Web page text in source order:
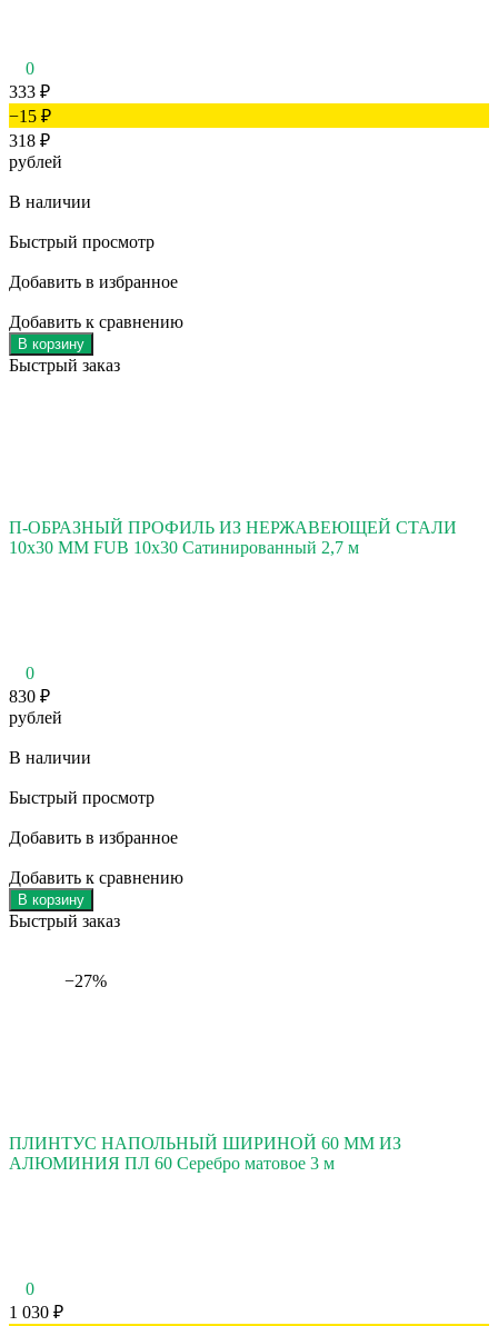
0
333 ₽
−15 ₽
318 ₽
рублей
В наличии
Быстрый просмотр
Добавить в избранное
Добавить к сравнению
В корзину
Быстрый заказ
П-ОБРАЗНЫЙ ПРОФИЛЬ ИЗ НЕРЖАВЕЮЩЕЙ СТАЛИ
10x30 ММ FUB 10x30 Сатинированный 2,7 м
0
830 ₽
рублей
В наличии
Быстрый просмотр
Добавить в избранное
Добавить к сравнению
В корзину
Быстрый заказ
−27%
ПЛИНТУС НАПОЛЬНЫЙ ШИРИНОЙ 60 ММ ИЗ
АЛЮМИНИЯ ПЛ 60 Серебро матовое 3 м
0
1 030 ₽